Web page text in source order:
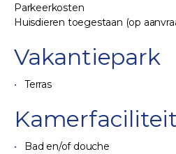
Parkeerkosten
Huisdieren toegestaan (op
Vakantiepark
Terras
Bad en/of douche